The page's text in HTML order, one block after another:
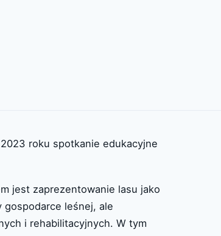
roku spotkanie edukacyjne
jest zaprezentowanie lasu jako
gospodarce leśnej, ale
i rehabilitacyjnych. W tym